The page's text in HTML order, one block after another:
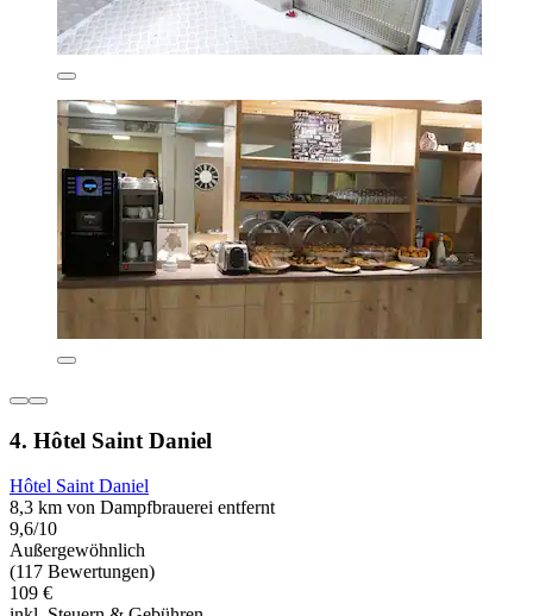
4. Hôtel Saint Daniel
Hôtel Saint Daniel
8,3 km von Dampfbrauerei entfernt
9,6/10
Außergewöhnlich
(117 Bewertungen)
109 €